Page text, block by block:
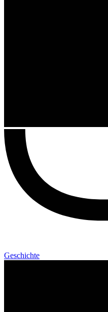
Geschichte